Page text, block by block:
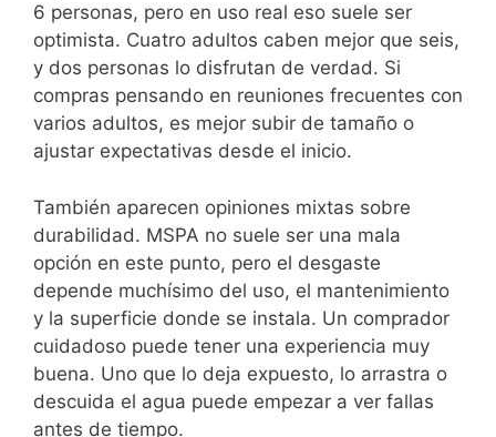
6 personas, pero en uso real eso suele ser
optimista. Cuatro adultos caben mejor que seis,
y dos personas lo disfrutan de verdad. Si
compras pensando en reuniones frecuentes con
varios adultos, es mejor subir de tamaño o
ajustar expectativas desde el inicio.
También aparecen opiniones mixtas sobre
durabilidad. MSPA no suele ser una mala
opción en este punto, pero el desgaste
depende muchísimo del uso, el mantenimiento
y la superficie donde se instala. Un comprador
cuidadoso puede tener una experiencia muy
buena. Uno que lo deja expuesto, lo arrastra o
descuida el agua puede empezar a ver fallas
antes de tiempo.